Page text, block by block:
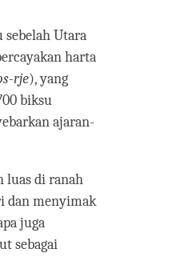
sebelah Utara
harta
rje), yang
biksu
ajaran-
luas di ranah
dan menyimak
juga
sebagai